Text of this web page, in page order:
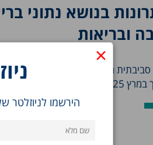
×
הירשמו לניוזלטר
בנושא נתוני
ובריאות
סביבתית מתמקד בהשפעת גורמים
בנתוני...